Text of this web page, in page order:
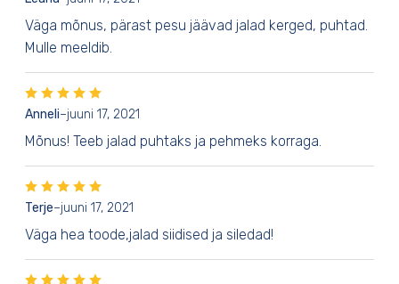
Väga mõnus, pärast pesu jäävad jalad kerged, puhtad.
Mulle meeldib.
Anneli–juuni 17, 2021
Mõnus! Teeb jalad puhtaks ja pehmeks korraga.
Terje–juuni 17, 2021
Väga hea toode,jalad siidised ja siledad!